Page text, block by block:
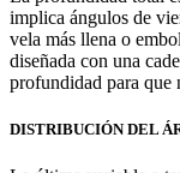
implica ángulos de
vela más llena o
diseñada con una
profundidad para que
DISTRIBUCIÓN DEL